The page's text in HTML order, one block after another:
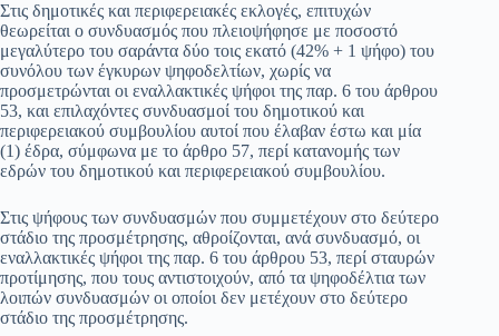
Στις δημοτικές και περιφερειακές εκλογές, επιτυχών
θεωρείται ο συνδυασμός που πλειοψήφησε με ποσοστό
μεγαλύτερο του σαράντα δύο τοις εκατό (42% + 1 ψήφο) του
συνόλου των έγκυρων ψηφοδελτίων, χωρίς να
προσμετρώνται οι εναλλακτικές ψήφοι της παρ. 6 του άρθρου
53, και επιλαχόντες συνδυασμοί του δημοτικού και
περιφερειακού συμβουλίου αυτοί που έλαβαν έστω και μία
(1) έδρα, σύμφωνα με το άρθρο 57, περί κατανομής των
εδρών του δημοτικού και περιφερειακού συμβουλίου.
Στις ψήφους των συνδυασμών που συμμετέχουν στο δεύτερο
στάδιο της προσμέτρησης, αθροίζονται, ανά συνδυασμό, οι
εναλλακτικές ψήφοι της παρ. 6 του άρθρου 53, περί σταυρών
προτίμησης, που τους αντιστοιχούν, από τα ψηφοδέλτια των
λοιπών συνδυασμών οι οποίοι δεν μετέχουν στο δεύτερο
στάδιο της προσμέτρησης.